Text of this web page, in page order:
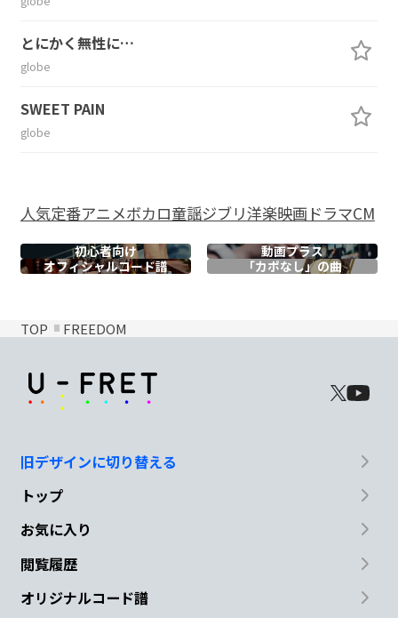
とにかく無性に…
globe
SWEET PAIN
globe
人気定番アニメボカロ童謡ジブリ洋楽映画ドラマCM
初心者向け
動画プラス
オフィシャルコード譜 「カポなし」の曲
TOP FREEDOM
旧デザインに切り替える
トップ
お気に入り
閲覧履歴
オリジナルコード譜